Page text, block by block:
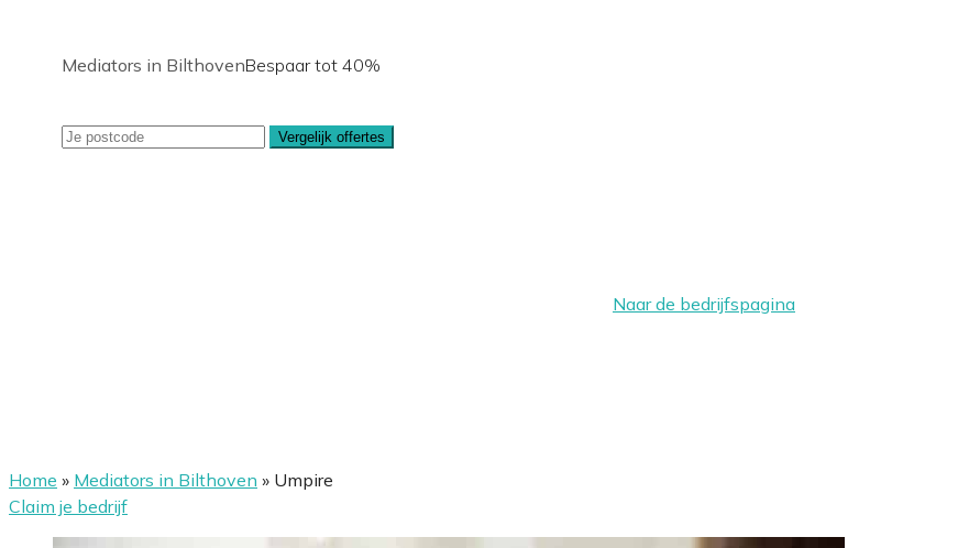
Mediators in BilthovenBespaar tot 40%
Vergelijk offertes
Naar de bedrijfspagina
Home » Mediators in Bilthoven » Umpire
Claim je bedrijf